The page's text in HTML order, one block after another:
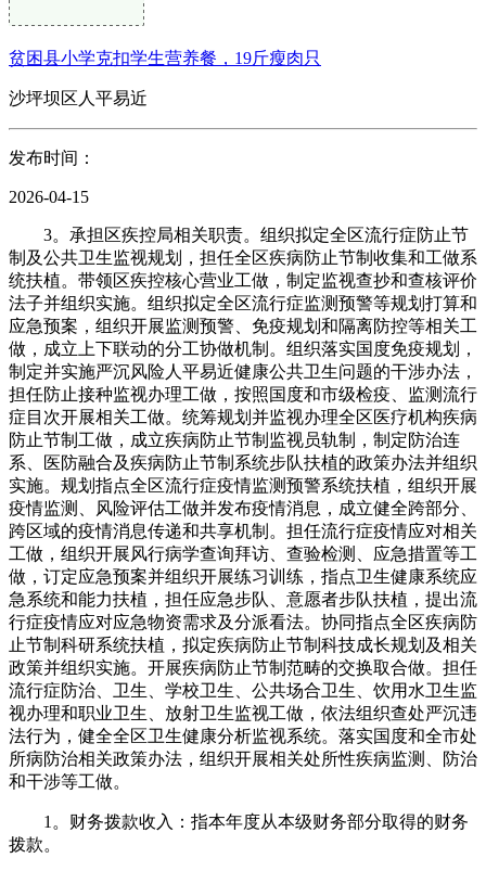
贫困县小学克扣学生营养餐，19斤瘦肉只
沙坪坝区人平易近
发布时间：
2026-04-15
3。承担区疾控局相关职责。组织拟定全区流行症防止节
制及公共卫生监视规划，担任全区疾病防止节制收集和工做系
统扶植。带领区疾控核心营业工做，制定监视查抄和查核评价
法子并组织实施。组织拟定全区流行症监测预警等规划打算和
应急预案，组织开展监测预警、免疫规划和隔离防控等相关工
做，成立上下联动的分工协做机制。组织落实国度免疫规划，
制定并实施严沉风险人平易近健康公共卫生问题的干涉办法，
担任防止接种监视办理工做，按照国度和市级检疫、监测流行
症目次开展相关工做。统筹规划并监视办理全区医疗机构疾病
防止节制工做，成立疾病防止节制监视员轨制，制定防治连
系、医防融合及疾病防止节制系统步队扶植的政策办法并组织
实施。规划指点全区流行症疫情监测预警系统扶植，组织开展
疫情监测、风险评估工做并发布疫情消息，成立健全跨部分、
跨区域的疫情消息传递和共享机制。担任流行症疫情应对相关
工做，组织开展风行病学查询拜访、查验检测、应急措置等工
做，订定应急预案并组织开展练习训练，指点卫生健康系统应
急系统和能力扶植，担任应急步队、意愿者步队扶植，提出流
行症疫情应对应急物资需求及分派看法。协同指点全区疾病防
止节制科研系统扶植，拟定疾病防止节制科技成长规划及相关
政策并组织实施。开展疾病防止节制范畴的交换取合做。担任
流行症防治、卫生、学校卫生、公共场合卫生、饮用水卫生监
视办理和职业卫生、放射卫生监视工做，依法组织查处严沉违
法行为，健全全区卫生健康分析监视系统。落实国度和全市处
所病防治相关政策办法，组织开展相关处所性疾病监测、防治
和干涉等工做。
1。财务拨款收入：指本年度从本级财务部分取得的财务
拨款。